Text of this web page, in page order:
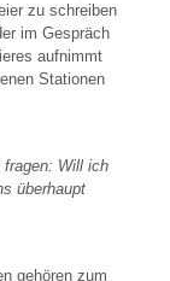
zu schreiben
im Gespräch
aufnimmt
Stationen
Will ich
überhaupt
gehören zum